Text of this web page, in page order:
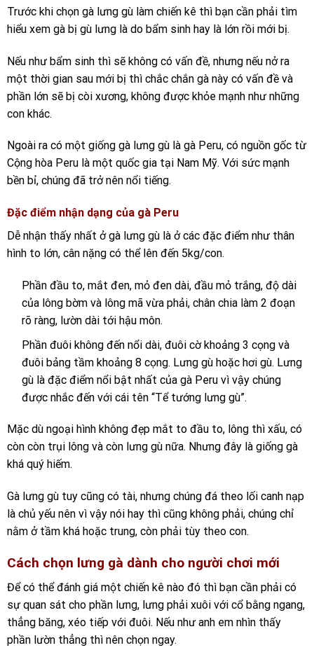
Trước khi chọn gà lưng gù làm chiến kê thì bạn cần phải tìm
hiểu xem gà bị gù lưng là do bẩm sinh hay là lớn rồi mới bị.
Nếu như bẩm sinh thì sẽ không có vấn đề, nhưng nếu nở ra
một thời gian sau mới bị thì chắc chắn gà này có vấn đề và
phần lớn sẽ bị còi xương, không được khỏe mạnh như những
con khác.
Ngoài ra có một giống gà lưng gù là gà Peru, có nguồn gốc từ
Cộng hòa Peru là một quốc gia tại Nam Mỹ. Với sức mạnh
bền bỉ, chúng đã trở nên nổi tiếng.
Đặc điểm nhận dạng của gà Peru
Dễ nhận thấy nhất ở gà lưng gù là ở các đặc điểm như thân
hình to lớn, cân nặng có thể lên đến 5kg/con.
Phần đầu to, mắt đen, mỏ đen dài, đầu mỏ trắng, độ dài
của lông bờm và lông mã vừa phải, chân chia làm 2 đoạn
rõ ràng, lườn dài tới hậu môn.
Phần đuôi không đến nổi dài, đuôi cờ khoảng 3 cọng và
đuôi bảng tầm khoảng 8 cọng. Lưng gù hoặc hơi gù. Lưng
gù là đặc điểm nổi bật nhất của gà Peru vì vậy chúng
được nhắc đến với cái tên “Tể tướng lưng gù”.
Mặc dù ngoại hình không đẹp mắt to đầu to, lông thì xấu, có
còn còn trụi lông và còn lưng gù nữa. Nhưng đây là giống gà
khá quý hiếm.
Gà lưng gù tuy cũng có tài, nhưng chúng đá theo lối canh nạp
là chủ yếu nên vì vậy nói hay thì cũng không phải, chúng chỉ
nằm ở tầm khá hoặc trung, còn phải tùy theo con.
Cách chọn lưng gà dành cho người chơi mới
Để có thể đánh giá một chiến kê nào đó thì bạn cần phải có
sự quan sát cho phần lưng, lưng phải xuôi với cổ bằng ngang,
thẳng băng, xéo tiếp với đuôi. Nếu như anh em nhìn thấy
phần lườn thẳng thì nên chọn ngay.